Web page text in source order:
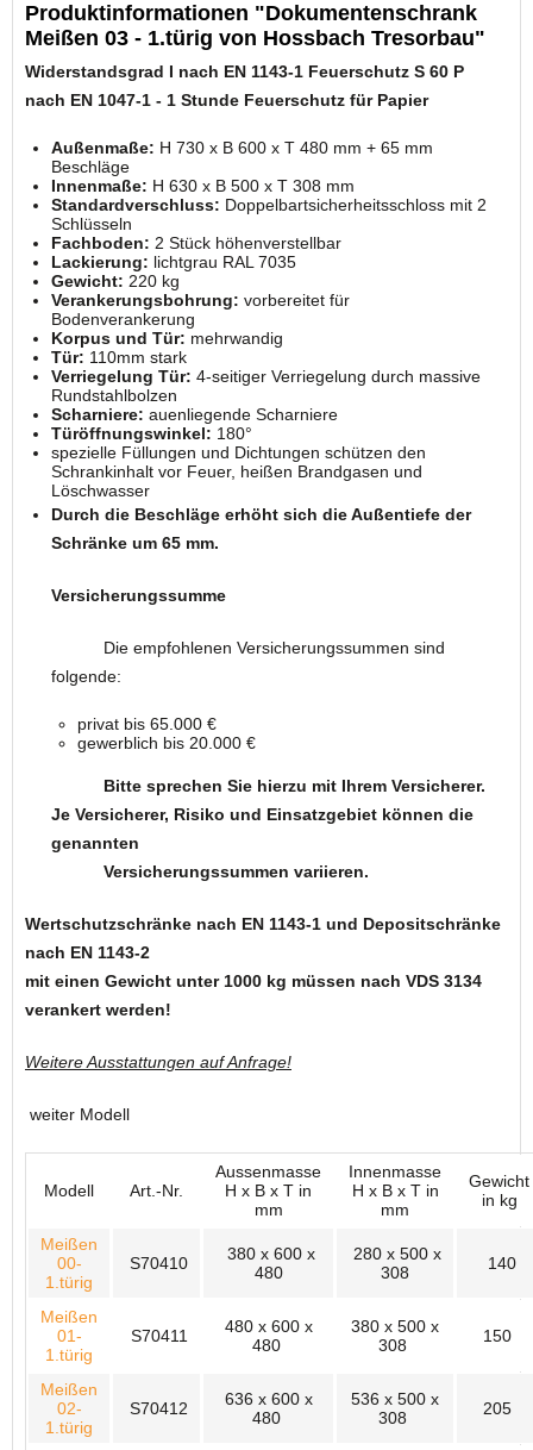
Produktinformationen "Dokumentenschrank
Meißen 03 - 1.türig von Hossbach Tresorbau"
Widerstandsgrad I nach EN 1143-1 Feuerschutz S 60 P
nach EN 1047-1 - 1 Stunde Feuerschutz für Papier
Außenmaße: H 730 x B 600 x T 480 mm + 65 mm
Beschläge
Innenmaße: H 630 x B 500 x T 308 mm
Standardverschluss: Doppelbartsicherheitsschloss mit 2
Schlüsseln
Fachboden: 2 Stück höhenverstellbar
Lackierung: lichtgrau RAL 7035
Gewicht: 220 kg
Verankerungsbohrung: vorbereitet für
Bodenverankerung
Korpus und Tür: mehrwandig
Tür: 110mm stark
Verriegelung Tür: 4-seitiger Verriegelung durch massive
Rundstahlbolzen
Scharniere: auenliegende Scharniere
Türöffnungswinkel: 180°
spezielle Füllungen und Dichtungen schützen den
Schrankinhalt vor Feuer, heißen Brandgasen und
Löschwasser
Durch die Beschläge erhöht sich die Außentiefe der
Schränke um 65 mm.
Versicherungssumme
Die empfohlenen Versicherungssummen sind
folgende:
privat bis 65.000 €
gewerblich bis 20.000 €
Bitte sprechen Sie hierzu mit Ihrem Versicherer.
Je Versicherer, Risiko und Einsatzgebiet können die
genannten
Versicherungssummen variieren.
Wertschutzschränke nach EN 1143-1 und Depositschränke
nach EN 1143-2
mit einen Gewicht unter 1000 kg müssen nach VDS 3134
verankert werden!
Weitere Ausstattungen auf Anfrage!
weiter Modell
Modell Art.-Nr.
Aussenmasse
H x B x T in
mm
Innenmasse
H x B x T in
mm
Gewicht
in kg
Meißen
00-
1.türig
S70410
380 x 600 x
480
280 x 500 x
308
140
Meißen
01-
1.türig
S70411
480 x 600 x
480
380 x 500 x
308
150
Meißen
02-
1.türig
S70412
636 x 600 x
480
536 x 500 x
308
205